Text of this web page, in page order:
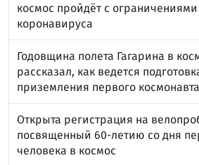
космос пройдёт с
коронавируса
Годовщина полета Гагарина в
рассказал, как ведется
приземления первого
Открыта регистрация на
посвященный 60-летию со дня
человека в космос